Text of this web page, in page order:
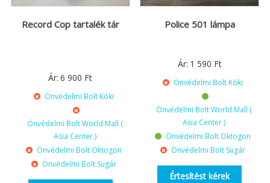
Record Cop tartalék tár
Ár: 6 900 Ft
Önvédelmi Bolt Köki
Önvédelmi Bolt World Mall (
Asia Center )
Önvédelmi Bolt Oktogon
Önvédelmi Bolt Sugár
Police 501 lámpa
Ár: 1 590 Ft
Önvédelmi Bolt Köki
Önvédelmi Bolt World Mall (
Asia Center )
Önvédelmi Bolt Oktogon
Önvédelmi Bolt Sugár
Értesítést kérek